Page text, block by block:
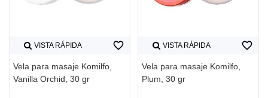
VISTA RÁPIDA
Vela para masaje Komilfo,
Vanilla Orchid, 30 gr
favorite_border VISTA RÁPIDA
Vela para masaje Komilfo,
Plum, 30 gr
favorite_border